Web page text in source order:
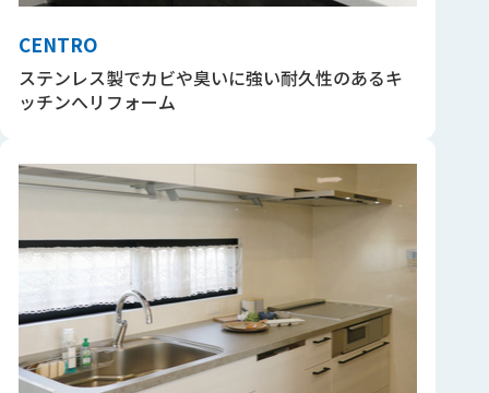
CENTRO
ステンレス製でカビや臭いに強い耐久性のあるキ
ッチンへリフォーム